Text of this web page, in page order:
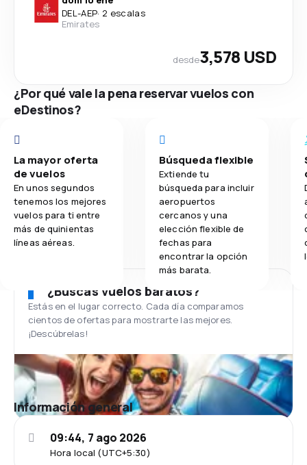
DEL-AEP· 2 escalas
Emirates
desde3,578 USD
¿Por qué vale la pena reservar vuelos con
eDestinos?
La mayor oferta
de vuelos
En unos segundos
tenemos los mejores
vuelos para ti entre
más de quinientas
líneas aéreas.
Búsqueda flexible
Extiende tu
búsqueda para incluir
aeropuertos
cercanos y una
elección flexible de
fechas para
encontrar la opción
más barata.
¿Buscas vuelos baratos?
Estás en el lugar correcto. Cada día comparamos
cientos de ofertas para mostrarte las mejores.
¡Descúbrelas!
Información general
Hora local (UTC+5:30)
09:44, 7 ago 2026